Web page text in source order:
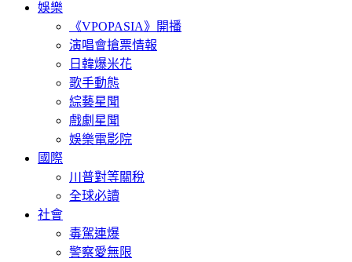
娛樂
《VPOPASIA》開播
演唱會搶票情報
日韓爆米花
歌手動態
綜藝星聞
戲劇星聞
娛樂電影院
國際
川普對等關稅
全球必讀
社會
毒駕連爆
警察愛無限